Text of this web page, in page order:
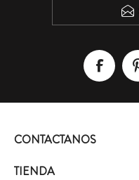
CONTACTANOS
TIENDA